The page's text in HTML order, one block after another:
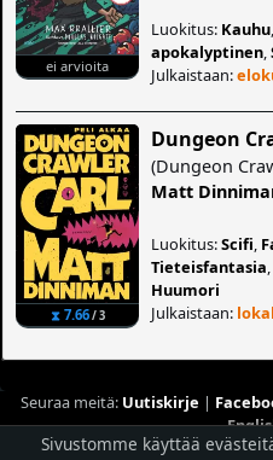
ei arvioita
Luokitus: Kauhu
apokalyptinen ,
Julkaistaan:
⧗ 7.66/ 3
Dungeon
(Dungeon
Matt
Luokitus:Scifi
Tieteisfantasia
Huumori
Julkaistaan:
Seuraa meitä: Uutiskirje |
Sivustomme käyttää